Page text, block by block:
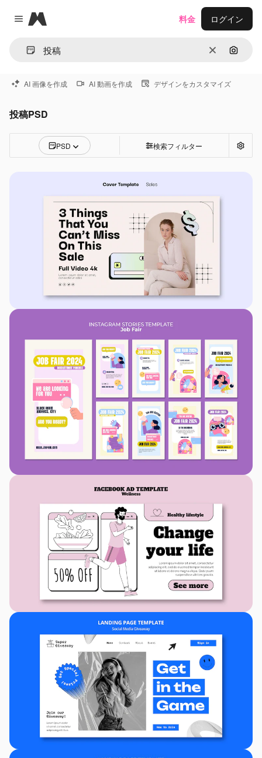
Close menu
Magnific
消去 画像で
料金 ログイン
AI 画像を作成 AI 動画を作成 デザインをカスタマイズ
投稿PSD
PSD 検索フィルター